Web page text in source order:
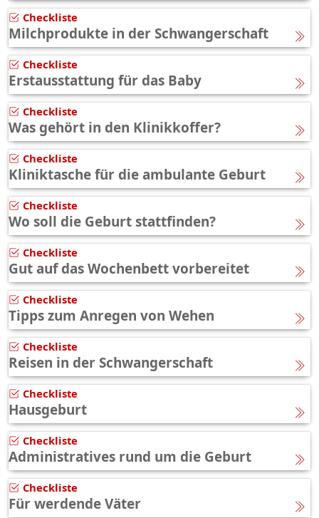
Checkliste
Milchprodukte in der Schwangerschaft
Checkliste
Erstausstattung für das Baby
Checkliste
Was gehört in den Klinikkoffer?
Checkliste
Kliniktasche für die ambulante Geburt
Checkliste
Wo soll die Geburt stattfinden?
Checkliste
Gut auf das Wochenbett vorbereitet
Checkliste
Tipps zum Anregen von Wehen
Checkliste
Reisen in der Schwangerschaft
Checkliste
Hausgeburt
Checkliste
Administratives rund um die Geburt
Checkliste
Für werdende Väter